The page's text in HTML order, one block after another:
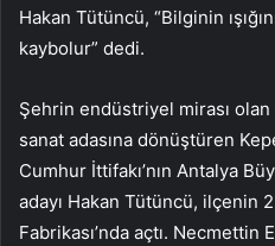
Hakan Tütüncü, “Bilginin
kaybolur” dedi.
Şehrin endüstriyel mirası
sanat adasına dönüştüren
Cumhur İttifakı’nın Antalya
adayı Hakan Tütüncü, ilçenin
Fabrikası’nda açtı.